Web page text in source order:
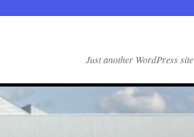
Just another WordPress site